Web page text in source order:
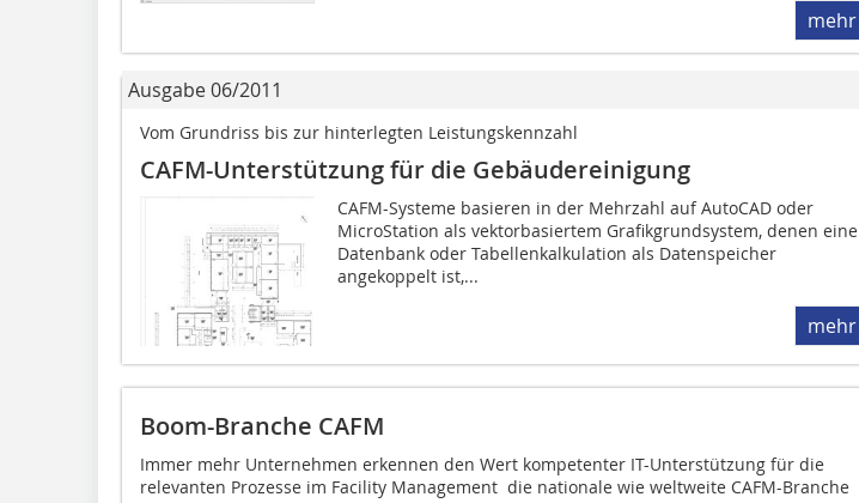
mehr
Ausgabe 06/2011
Vom Grundriss bis zur hinterlegten Leistungskennzahl
CAFM-Unterstützung für die Gebäudereinigung
CAFM-Systeme basieren in der Mehrzahl auf AutoCAD oder
MicroSta­tion als vektorbasiertem Grafikgrundsystem, denen eine
Datenbank oder Tabellenkalkulation als Datenspeicher
angekoppelt ist,...
mehr
Boom-Branche CAFM
Immer mehr Unternehmen erkennen den Wert kompetenter IT-Unterstützung für die
relevanten Prozesse im Facility Management  die nationale wie weltweite CAFM-Branche